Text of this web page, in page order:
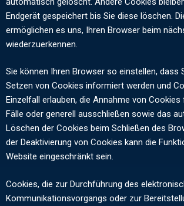
Endgerät gespeichert bis Sie diese löschen.
ermöglichen es uns, Ihren Browser beim
wiederzuerkennen.
Sie können Ihren Browser so einstellen, dass
Setzen von Cookies informiert werden und
Einzelfall erlauben, die Annahme von
Fälle oder generell ausschließen sowie das
Löschen der Cookies beim Schließen des
der Deaktivierung von Cookies kann die
Website eingeschränkt sein.
Cookies, die zur Durchführung des
Kommunikationsvorgangs oder zur